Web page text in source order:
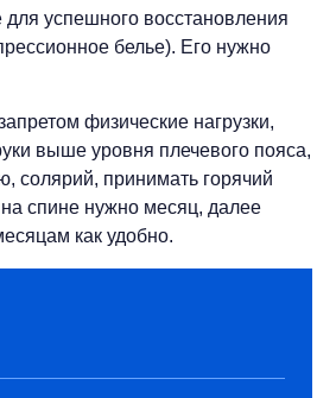
успешного восстановления
белье). Его нужно
физические нагрузки,
выше уровня плечевого пояса,
солярий, принимать горячий
спине нужно месяц, далее
как удобно.